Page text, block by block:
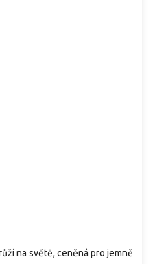
na světě, ceněná pro jemně